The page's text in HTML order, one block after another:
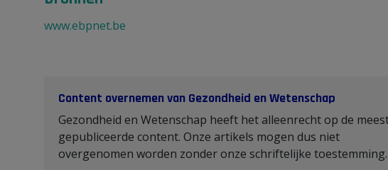
www.ebpnet.be
Content overnemen van Gezondheid en Wetenschap
Gezondheid en Wetenschap heeft het alleenrecht op de
gepubliceerde content. Onze artikels mogen dus niet
overgenomen worden zonder onze schriftelijke